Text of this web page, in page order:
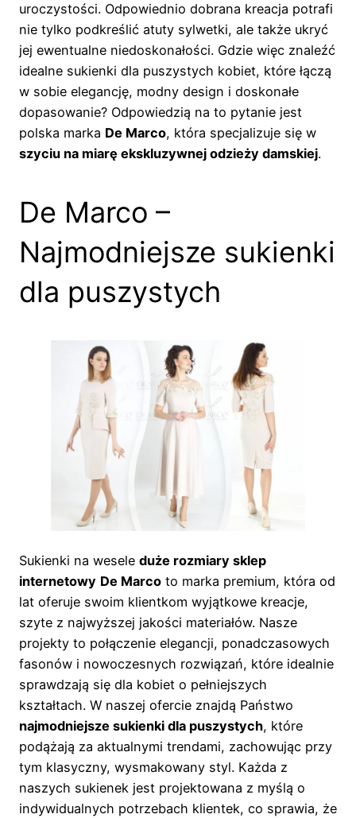
uroczystości. Odpowiednio dobrana kreacja potrafi
nie tylko podkreślić atuty sylwetki, ale także ukryć
jej ewentualne niedoskonałości. Gdzie więc znaleźć
idealne sukienki dla puszystych kobiet, które łączą
w sobie elegancję, modny design i doskonałe
dopasowanie? Odpowiedzią na to pytanie jest
polska marka De Marco, która specjalizuje się w
szyciu na miarę ekskluzywnej odzieży damskiej.
De Marco –
Najmodniejsze sukienki
dla puszystych
Sukienki na wesele duże rozmiary sklep
internetowy De Marco to marka premium, która od
lat oferuje swoim klientkom wyjątkowe kreacje,
szyte z najwyższej jakości materiałów. Nasze
projekty to połączenie elegancji, ponadczasowych
fasonów i nowoczesnych rozwiązań, które idealnie
sprawdzają się dla kobiet o pełniejszych
kształtach. W naszej ofercie znajdą Państwo
najmodniejsze sukienki dla puszystych, które
podążają za aktualnymi trendami, zachowując przy
tym klasyczny, wysmakowany styl. Każda z
naszych sukienek jest projektowana z myślą o
indywidualnych potrzebach klientek, co sprawia, że